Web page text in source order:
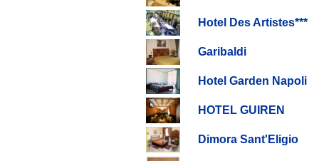
Hotel Des Artistes***
Garibaldi
Hotel Garden Napoli
HOTEL GUIREN
Dimora Sant'Eligio